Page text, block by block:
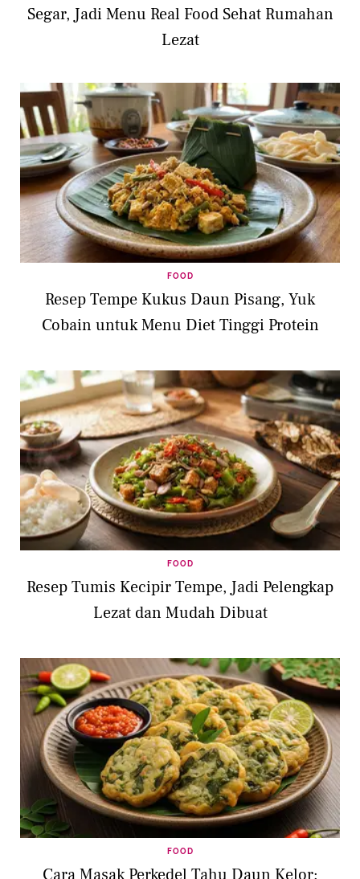
Segar, Jadi Menu Real Food Sehat Rumahan
Lezat
FOOD
Resep Tempe Kukus Daun Pisang, Yuk
Cobain untuk Menu Diet Tinggi Protein
FOOD
Resep Tumis Kecipir Tempe, Jadi Pelengkap
Lezat dan Mudah Dibuat
FOOD
Cara Masak Perkedel Tahu Daun Kelor: